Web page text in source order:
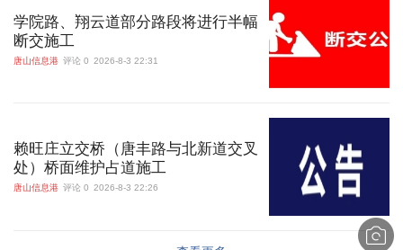
学院路、翔云道部分路段将进行半幅
断交施工
唐山信息港 评论 0 2026-8-3 22:31
赖旺庄立交桥（唐丰路与北新道交叉
处）桥面维护占道施工
唐山信息港 评论 0 2026-8-3 22:26